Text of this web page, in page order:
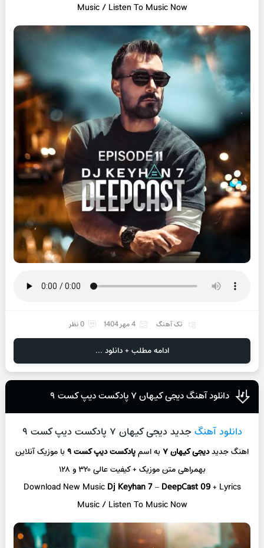
Music / Listen To Music Now
تک آهنگ 4 مهر 1404 0 نظر
ادامه مطلب + دانلود ...
دانلود آهنگ دیجی کیهان ۷ پادکست دیپ کست ۹
دانلود آهنگ جدید دیجی کیهان ۷ پادکست دیپ کست ۹
اهنگ جدیددیجی کیهان ۷ به اسمپادکست دیپ کست ۹
با موزیک آنلاین
بهمراهی متن موزیک + کیفیت عالی ۳۲۰ و ۱۲۸
Download New Music Dj Keyhan 7–DeepCast 09+ Lyrics
Music / Listen To Music Now